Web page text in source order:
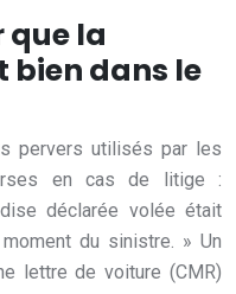
la
dans le
pervers utilisés par les
en cas de litige :
déclarée volée était
du sinistre. » Un
lettre de voiture (CMR)